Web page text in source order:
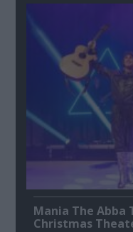
Mania The Abba
Christmas